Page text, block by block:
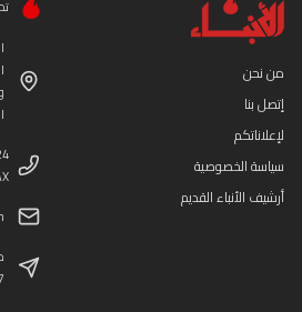
من نحن
إتصل بنا
لإعلاناتكم
سياسة الخصوصية
أرشيف الأنباء القديم